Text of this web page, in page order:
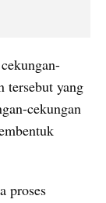
tersebut yang
cekungan
proses